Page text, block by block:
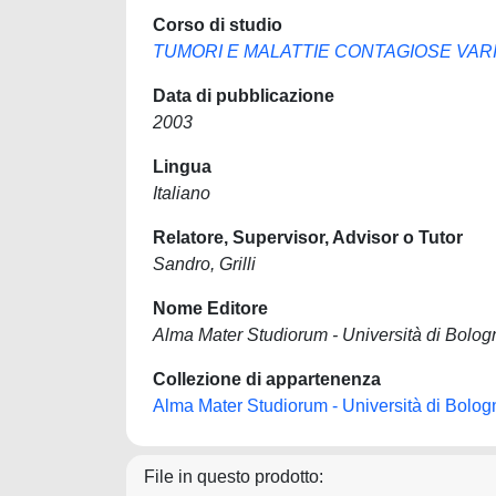
Corso di studio
TUMORI E MALATTIE CONTAGIOSE
Data di pubblicazione
2003
Lingua
Italiano
Relatore, Supervisor, Advisor o Tutor
Sandro, Grilli
Nome Editore
Alma Mater Studiorum - Università di
Collezione di appartenenza
Alma Mater Studiorum - Università di
File in questo prodotto: